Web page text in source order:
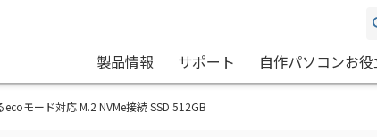
製品情報 サポート 自作パソコンお
ecoモード対応 M.2 NVMe接続 SSD 512GB